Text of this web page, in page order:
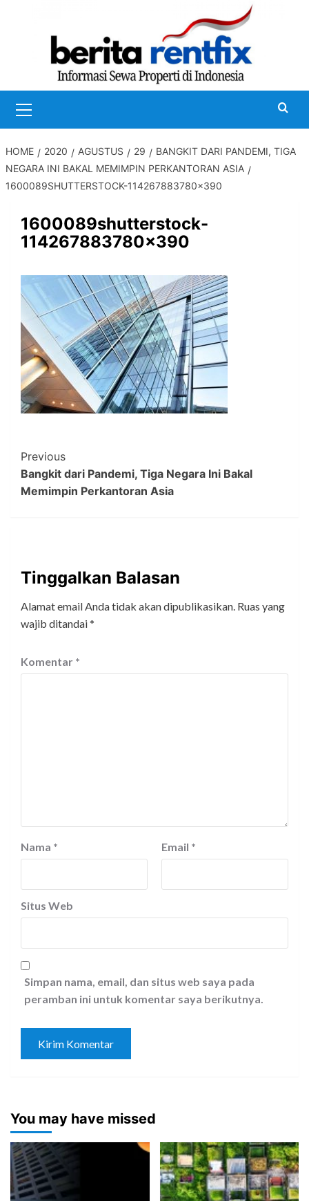
Menu
HOME 2020 AGUSTUS 29
BANGKIT DARI PANDEMI, TIGA
NEGARA INI BAKAL MEMIMPIN PERKANTORAN ASIA
1600089SHUTTERSTOCK-114267883780×390
1600089shutterstock-
114267883780×390
Post
Navigation
Previous
Bangkit dari Pandemi, Tiga Negara Ini Bakal
Memimpin Perkantoran Asia
Tinggalkan Balasan
Alamat email Anda tidak akan dipublikasikan. Ruas yang
wajib ditandai*
Komentar *
Nama * Email *
Situs Web
Simpan nama, email, dan situs web saya pada
peramban ini untuk komentar saya berikutnya.
You may have missed